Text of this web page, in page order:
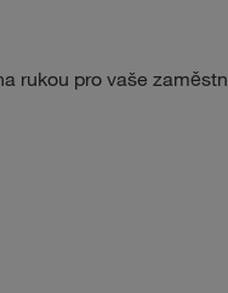
rukou pro vaše